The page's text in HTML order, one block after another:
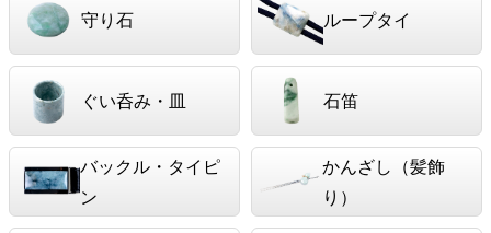
守り石 ループタイ
ぐい呑み・皿 石笛
バックル・タイピ
ン
かんざし（髪飾
り）